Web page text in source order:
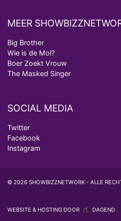
MEER
Big Brother
Wie is de Mol?
Boer Zoekt Vrouw
The Masked Singer
SOCIAL MEDIA
Twitter
Facebook
Instagram
© 2026 SHOWBIZZNETWORK - ALLE
WEBSITE & HOSTING DOOR DAGEND